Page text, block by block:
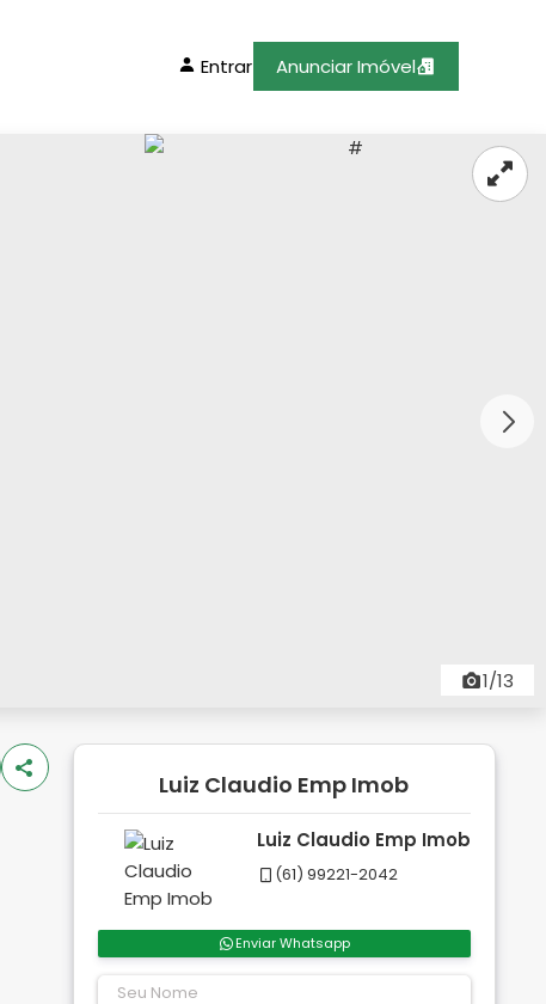
Entrar Anunciar Imóvel
1/13
Luiz Claudio Emp Imob
Luiz Claudio Emp Imob
(61) 99221-2042
Enviar Whatsapp